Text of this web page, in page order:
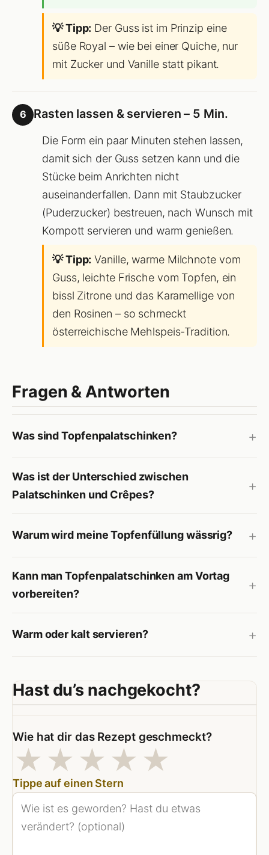
💡 Tipp: Der Guss ist im Prinzip eine
süße Royal – wie bei einer Quiche, nur
mit Zucker und Vanille statt pikant.
6 Rasten lassen & servieren – 5 Min.
Die Form ein paar Minuten stehen lassen,
damit sich der Guss setzen kann und die
Stücke beim Anrichten nicht
auseinanderfallen. Dann mit Staubzucker
(Puderzucker) bestreuen, nach Wunsch mit
Kompott servieren und warm genießen.
💡 Tipp: Vanille, warme Milchnote vom
Guss, leichte Frische vom Topfen, ein
bissl Zitrone und das Karamellige von
den Rosinen – so schmeckt
österreichische Mehlspeis-Tradition.
Fragen & Antworten
Was sind Topfenpalatschinken?
Was ist der Unterschied zwischen
Palatschinken und Crêpes?
Warum wird meine Topfenfüllung wässrig?
Kann man Topfenpalatschinken am Vortag
vorbereiten?
Warm oder kalt servieren?
Hast du’s nachgekocht?
Wie hat dir das Rezept geschmeckt?
★
★ 4 Sterne
★ 3 Sterne
★ 2 Sterne
★ 1 Sterne
Tippe auf einen Stern